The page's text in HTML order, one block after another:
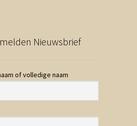
Nieuwsbrief
of volledige naam